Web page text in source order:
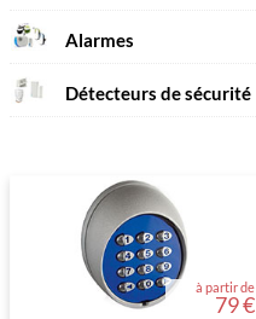
Alarmes
Détecteurs de sécurité
à partir de
79 €